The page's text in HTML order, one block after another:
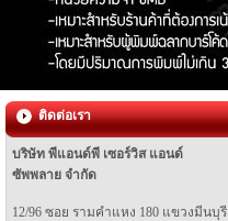
ติดต่อเรา
บริษัท พีแอนด์พี เซอร์วิส แอนด์
ซัพพลาย จำกัด
12/96 ซอย รามคำแหง 180 แขวงมีนบุรี